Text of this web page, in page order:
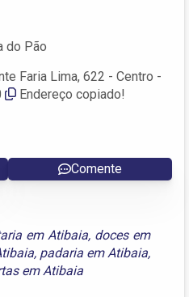
do Pão
Faria Lima, 622 - Centro -
Endereço copiado!
Comente
em Atibaia, doces em
, padaria em Atibaia,
em Atibaia